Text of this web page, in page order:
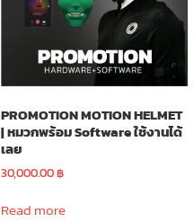
PROMOTION MOTION HELMET
| หมวกพร้อม Software ใช้งานได้
เลย
30,000.00฿
Read more